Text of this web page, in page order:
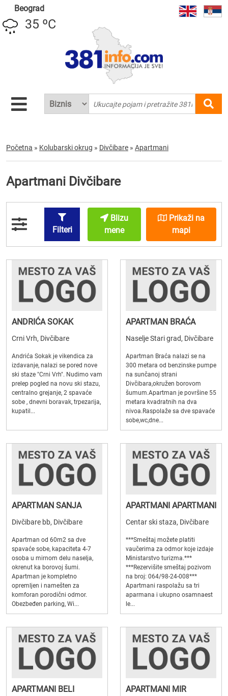
Beograd
35 ºC
Početna » Kolubarski okrug » Divčibare » Apartmani
Apartmani Divčibare
Filteri
Blizu
mene
Prikaži na
mapi
ANDRIĆA SOKAK
Crni Vrh, Divčibare
Andrića Sokak je vikendica za
izdavanje, nalazi se pored nove
ski staze "Crni Vrh". Nudimo vam
prelep pogled na novu ski stazu,
centralno grejanje, 2 spavaće
sobe , dnevni boravak, trpezarija,
kupatil...
APARTMAN BRAĆA
Naselje Stari grad, Divčibare
Apartman Braća nalazi se na
300 metara od benzinske pumpe
na sunčanoj strani
Divčibara,okružen borovom
šumum.Apartman je površine 55
metara kvadratnih na dva
nivoa.Raspolaže sa dve spavaće
sobe,wc,dne...
APARTMAN SANJA
Divčibare bb, Divčibare
Apartman od 60m2 sa dve
spavaće sobe, kapaciteta 4-7
osoba u mirnom delu naselja,
okrenut ka borovoj šumi.
Apartman je kompletno
opremljen i namešten za
komforan porodični odmor.
Obezbeđen parking, Wi...
APARTMANI APARTMANI
Centar ski staza, Divčibare
***Smeštaj možete platiti
vaučerima za odmor koje izdaje
Ministarstvo turizma.***
***Rezervišite smeštaj pozivom
na broj: 064/98-24-008***
Apartmani raspolažu sa tri
aparmana i ukupno osamnaest
le...
APARTMANI BELI
APARTMANI MIR